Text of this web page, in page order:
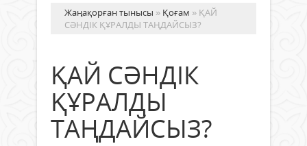
Жаңақорған тынысы » Қоғам » ҚАЙ
СӘНДІК ҚҰРАЛДЫ ТАҢДАЙСЫЗ?
ҚАЙ СӘНДІК
ҚҰРАЛДЫ
ТАҢДАЙСЫЗ?